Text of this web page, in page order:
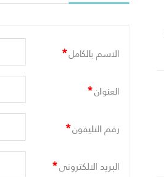
الاسم بالكامل*
العنوان*
رقم التليفون*
البريد الالكترونى*